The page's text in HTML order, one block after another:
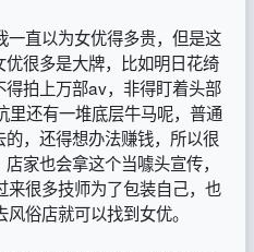
直以为女优得多贵，但是这
很多是大牌，比如明日花绮
拍上万部av，非得盯着头部
还有一堆底层牛马呢，普通
，还得想办法赚钱，所以很
家也会拿这个当噱头宣传，
很多技师为了包装自己，也
俗店就可以找到女优。